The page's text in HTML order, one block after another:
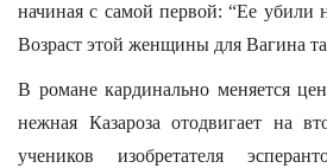
начиная с самой первой: “Ее убили
Возраст этой женщины для Вагина
В романе кардинально меняется
нежная Казароза отодвигает на
учеников изобретателя